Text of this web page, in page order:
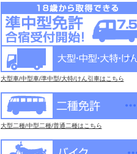
大型車/中型車/準中型/大特/けん引車はこちら
大型二種/中型二種/普通二種はこちら